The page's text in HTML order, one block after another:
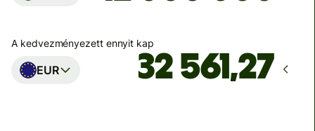
A kedvezményezett ennyit kap
EUR